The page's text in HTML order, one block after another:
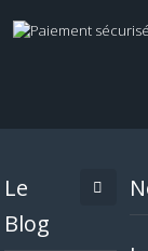
Le
Blog